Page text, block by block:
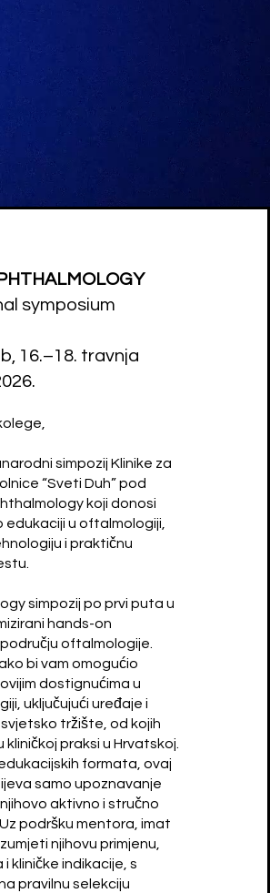
symposium
16.–18. travnja
simpozij Klinike za
“Sveti Duh” pod
koji donosi
u oftalmologiji,
i praktičnu
simpozij po prvi puta u
hands-on
oftalmologije.
bi vam omogućio
dostignućima u
uključujući uređaje i
tržište, od kojih
praksi u Hrvatskoj.
formata, ovaj
samo upoznavanje
aktivno i stručno
podršku mentora, imat
njihovu primjenu,
kliničke indikacije, s
pravilnu selekciju